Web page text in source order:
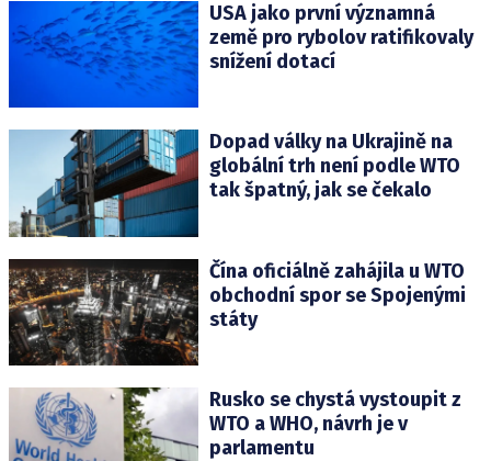
USA jako první významná
země pro rybolov ratifikovaly
snížení dotací
Dopad války na Ukrajině na
globální trh není podle WTO
tak špatný, jak se čekalo
Čína oficiálně zahájila u WTO
obchodní spor se Spojenými
státy
Rusko se chystá vystoupit z
WTO a WHO, návrh je v
parlamentu